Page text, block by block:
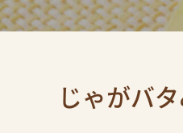
じゃがバ